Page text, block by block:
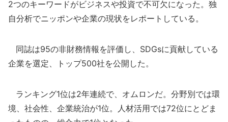
2つのキーワードがビジネスや投資で不可欠になった。独
自分析でニッポンや企業の現状をレポートしている。
同誌は95の非財務情報を評価し、SDGsに貢献している
企業を選定、トップ500社を公開した。
ランキング1位は2年連続で、オムロンだ。分野別では環
境、社会性、企業統治が1位。人材活用では72位にとどま